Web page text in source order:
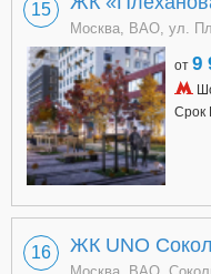
15
Москва, ВАО, ул.
от 9
Срок
16 ЖК UNO